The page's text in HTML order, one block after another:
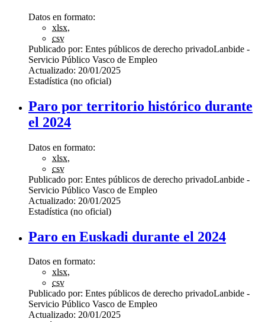
Datos en formato:
xlsx,
csv
Publicado por: Entes públicos de derecho privadoLanbide -
Servicio Público Vasco de Empleo
Actualizado: 20/01/2025
Estadística (no oficial)
Paro por territorio histórico durante
el 2024
Datos en formato:
xlsx,
csv
Publicado por: Entes públicos de derecho privadoLanbide -
Servicio Público Vasco de Empleo
Actualizado: 20/01/2025
Estadística (no oficial)
Paro en Euskadi durante el 2024
Datos en formato:
xlsx,
csv
Publicado por: Entes públicos de derecho privadoLanbide -
Servicio Público Vasco de Empleo
Actualizado: 20/01/2025